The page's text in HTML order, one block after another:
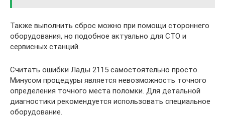
Также выполнить сброс можно при помощи стороннего
оборудования, но подобное актуально для СТО и
сервисных станций.
Считать ошибки Лады 2115 самостоятельно просто.
Минусом процедуры является невозможность точного
определения точного места поломки. Для детальной
диагностики рекомендуется использовать специальное
оборудование.